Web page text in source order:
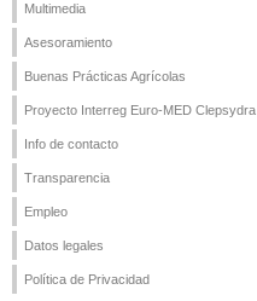
Multimedia
Asesoramiento
Buenas Prácticas Agrícolas
Proyecto Interreg Euro-MED Clepsydra
Info de contacto
Transparencia
Empleo
Datos legales
Política de Privacidad